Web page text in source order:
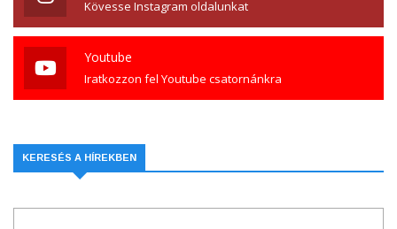
Kövesse Instagram oldalunkat
Youtube
Iratkozzon fel Youtube csatornánkra
KERESÉS A HÍREKBEN